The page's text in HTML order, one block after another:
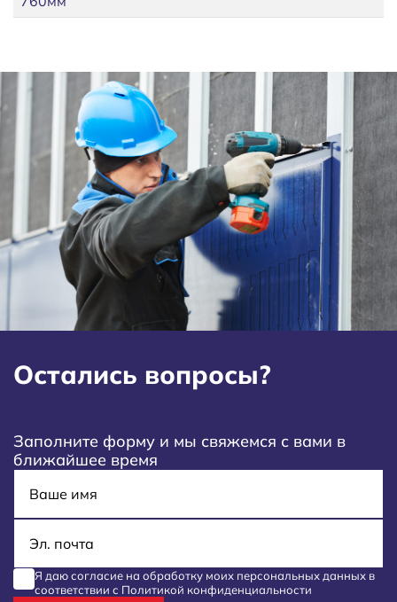
Остались вопросы?
Заполните форму и мы свяжемся с вами в
ближайшее время
Я даю согласие на обработку моих персональных данных в
соответствии с Политикой конфиденциальности